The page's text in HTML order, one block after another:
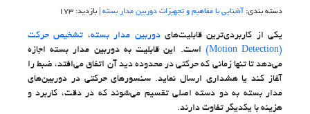
دسته بندی: آشنایی با مفاهیم و تجهیزات دوربین مدار بسته | بازدید: 173
یکی از کاربردی‌ترین قابلیت‌هایدوربین مدار بسته، تشخیص حرکت
(Motion Detection)
است. این قابلیت به دوربین مدار بسته اجازه
می‌دهد تا تنها زمانی که حرکتی در محدوده دید آن اتفاق می‌افتد، ضبط را
آغاز کند یا هشداری ارسال نماید. سنسورهای حرکتی در دوربین‌های
مدار بسته به دو دسته اصلی تقسیم می‌شوند که در دقت، کاربرد و
هزینه با یکدیگر تفاوت دارند.